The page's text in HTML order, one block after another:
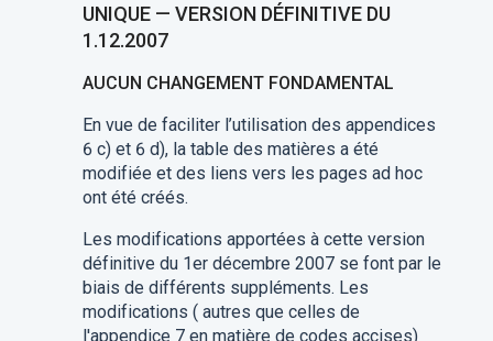
UNIQUE — VERSION DÉFINITIVE DU
1.12.2007
AUCUN CHANGEMENT FONDAMENTAL
En vue de faciliter l’utilisation des appendices
6 c) et 6 d), la table des matières a été
modifiée et des liens vers les pages ad hoc
ont été créés.
Les modifications apportées à cette version
définitive du 1er décembre 2007 se font par le
biais de différents suppléments. Les
modifications ( autres que celles de
l'appendice 7 en matière de codes accises)